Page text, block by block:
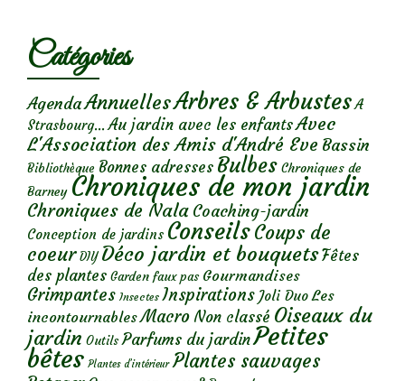
Catégories
AgendaAnnuellesArbres & Arbustes A
Strasbourg... Au jardin avec les enfantsAvec
L'Association des Amis d'André Eve Bassin
Bibliothèque Bonnes adresses Bulbes Chroniques de
Barney Chroniques de mon jardin
Chroniques de Nala Coaching-jardin
Conception de jardins ConseilsCoups de
coeur DIY Déco jardin et bouquetsFêtes
des plantes Garden faux pas Gourmandises
Grimpantes Insectes Inspirations Joli Duo Les
incontournables Macro Non classé Oiseaux du
jardin Outils Parfums du jardinPetites
bêtes Plantes d’intérieur Plantes sauvages